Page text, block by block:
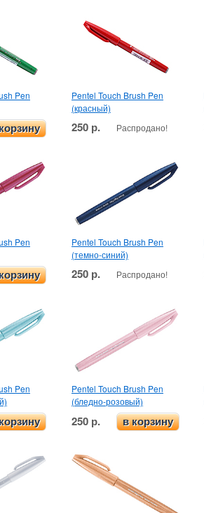
Pen
Pentel Touch Brush Pen
(красный)
250 р. Распродано!
Pen
Pentel Touch Brush Pen
(темно-синий)
250 р. Распродано!
Pen
Pentel Touch Brush Pen
(бледно-розовый)
250 р. в корзину